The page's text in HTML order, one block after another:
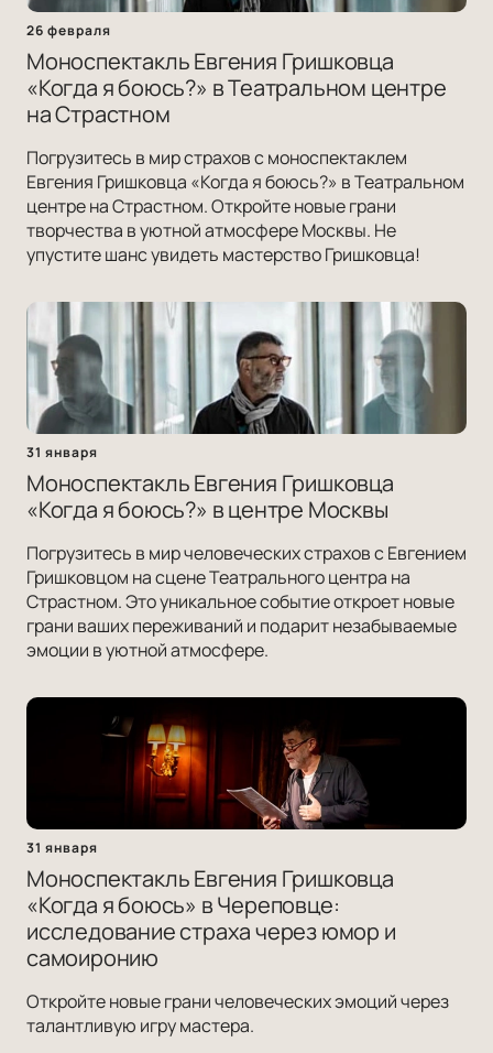
26 февраля
Моноспектакль Евгения Гришковца
«Когда я боюсь?» в Театральном центре
на Страстном
Погрузитесь в мир страхов с моноспектаклем
Евгения Гришковца «Когда я боюсь?» в Театральном
центре на Страстном. Откройте новые грани
творчества в уютной атмосфере Москвы. Не
упустите шанс увидеть мастерство Гришковца!
31 января
Моноспектакль Евгения Гришковца
«Когда я боюсь?» в центре Москвы
Погрузитесь в мир человеческих страхов с Евгением
Гришковцом на сцене Театрального центра на
Страстном. Это уникальное событие откроет новые
грани ваших переживаний и подарит незабываемые
эмоции в уютной атмосфере.
31 января
Моноспектакль Евгения Гришковца
«Когда я боюсь» в Череповце:
исследование страха через юмор и
самоиронию
Откройте новые грани человеческих эмоций через
талантливую игру мастера.